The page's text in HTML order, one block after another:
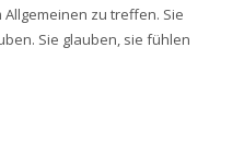
zu treffen. Sie
Sie glauben, sie fühlen